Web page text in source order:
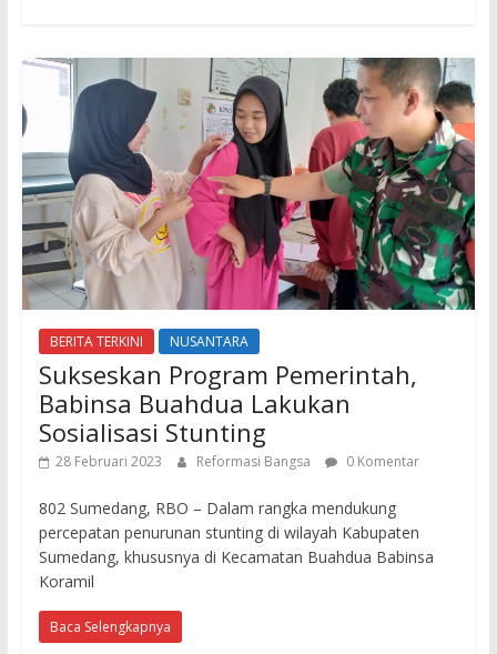
BERITA TERKINI NUSANTARA
Sukseskan Program Pemerintah,
Babinsa Buahdua Lakukan
Sosialisasi Stunting
28 Februari 2023 Reformasi Bangsa 0 Komentar
802 Sumedang, RBO – Dalam rangka mendukung
percepatan penurunan stunting di wilayah Kabupaten
Sumedang, khususnya di Kecamatan Buahdua Babinsa
Koramil
Baca Selengkapnya